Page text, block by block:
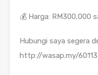
💰 Harga: RM300,000
Hubungi saya segera
http://wasap.my/